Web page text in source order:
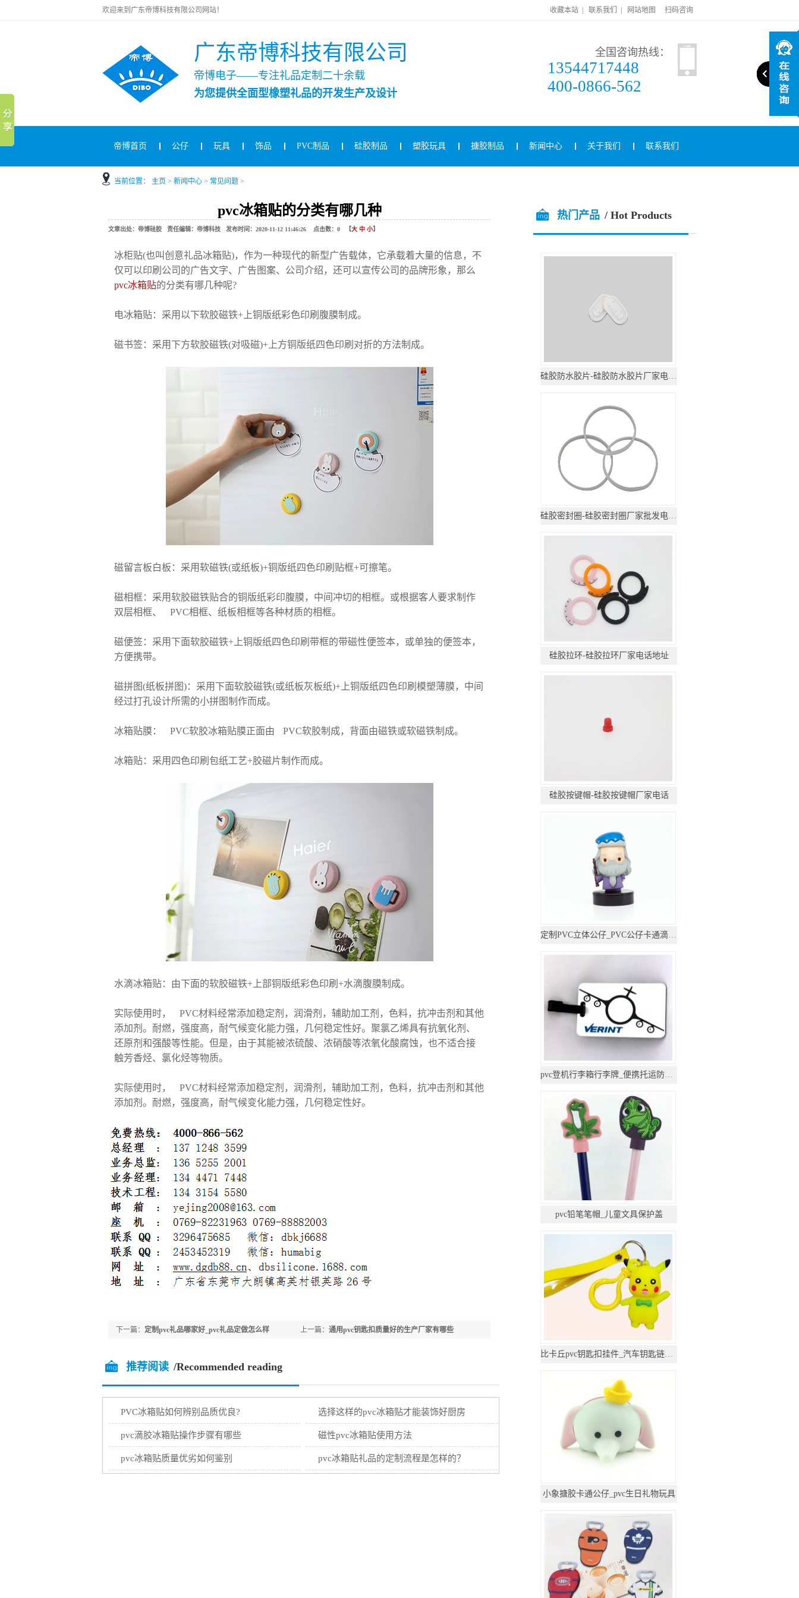
收藏本站 联系我们 网站地图 扫码咨询
欢迎来到广东帝博科技有限公司网站！
广东帝博科技有限公司
帝博电子——专注礼品定制二十余载
为您提供全面型橡塑礼品的开发生产及设计
全国咨询热线：
13544717448
400-0866-562
帝博首页 公仔 玩具 饰品 PVC制品 硅胶制品 塑胶玩具 搪胶制品 新闻中心 关于我们 联系我们
当前位置： 主页 > 新闻中心 > 常见问题 >
pvc冰箱贴的分类有哪几种
文章出处：帝博硅胶 责任编辑：帝博科技 发布时间：2020-11-12 11:46:26 点击数： 0 【大 中 小】
冰柜贴(也叫创意礼品冰箱贴)，作为一种现代的新型广告载体，它承载着大量的信息，不
仅可以印刷公司的广告文字、广告图案、公司介绍，还可以宣传公司的品牌形象，那么
pvc冰箱贴的分类有哪几种呢?
电冰箱贴：采用以下软胶磁铁+上铜版纸彩色印刷腹膜制成。
磁书签：采用下方软胶磁铁(对吸磁)+上方铜版纸四色印刷对折的方法制成。
磁留言板白板：采用软磁铁(或纸板)+铜版纸四色印刷贴框+可擦笔。
磁相框：采用软胶磁铁贴合的铜版纸彩印腹膜，中间冲切的相框。或根据客人要求制作
双层相框、 PVC相框、纸板相框等各种材质的相框。
磁便签：采用下面软胶磁铁+上铜版纸四色印刷带框的带磁性便签本，或单独的便签本，
方便携带。
磁拼图(纸板拼图)：采用下面软胶磁铁(或纸板灰板纸)+上铜版纸四色印刷模塑薄膜，中间
经过打孔设计所需的小拼图制作而成。
冰箱贴膜： PVC软胶冰箱贴膜正面由 PVC软胶制成，背面由磁铁或软磁铁制成。
冰箱贴：采用四色印刷包纸工艺+胶磁片制作而成。
水滴冰箱贴：由下面的软胶磁铁+上部铜版纸彩色印刷+水滴腹膜制成。
实际使用时， PVC材料经常添加稳定剂，润滑剂，辅助加工剂，色料，抗冲击剂和其他
添加剂。耐燃，强度高，耐气候变化能力强，几何稳定性好。聚氯乙烯具有抗氧化剂、
还原剂和强酸等性能。但是，由于其能被浓硫酸、浓硝酸等浓氧化酸腐蚀，也不适合接
触芳香烃、氯化烃等物质。
实际使用时， PVC材料经常添加稳定剂，润滑剂，辅助加工剂，色料，抗冲击剂和其他
添加剂。耐燃，强度高，耐气候变化能力强，几何稳定性好。
上一篇： 通用pvc钥匙扣质量好的生产厂家有哪些
下一篇： 定制pvc礼品哪家好_pvc礼品定做怎么样
推荐阅读 /Recommended reading
PVC冰箱贴如何辨别品质优良? 选择这样的pvc冰箱贴才能装饰好厨房
pvc滴胶冰箱贴操作步骤有哪些 磁性pvc冰箱贴使用方法
pvc冰箱贴质量优劣如何鉴别 pvc冰箱贴礼品的定制流程是怎样的？
热门产品 / Hot Products
硅胶防水胶片-硅胶防水胶片厂家电话地址
硅胶密封圈-硅胶密封圈厂家批发电话地址
硅胶拉环-硅胶拉环厂家电话地址
硅胶按键帽-硅胶按键帽厂家电话
定制PVC立体公仔_PVC公仔卡通滴胶摆件
pvc登机行李箱行李牌_便携托运防丢挂件
pvc铅笔笔帽_儿童文具保护盖
比卡丘pvc钥匙扣挂件_汽车钥匙链公仔挂饰
小象搪胶卡通公仔_pvc生日礼物玩具